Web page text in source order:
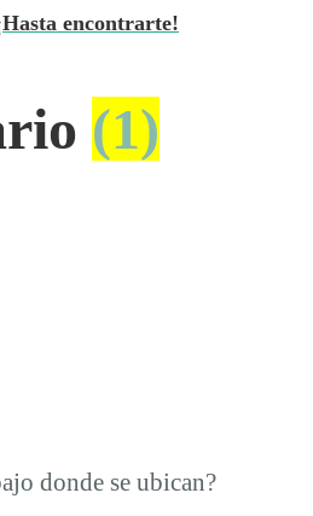
encontrarte!
(1)
donde se ubican?